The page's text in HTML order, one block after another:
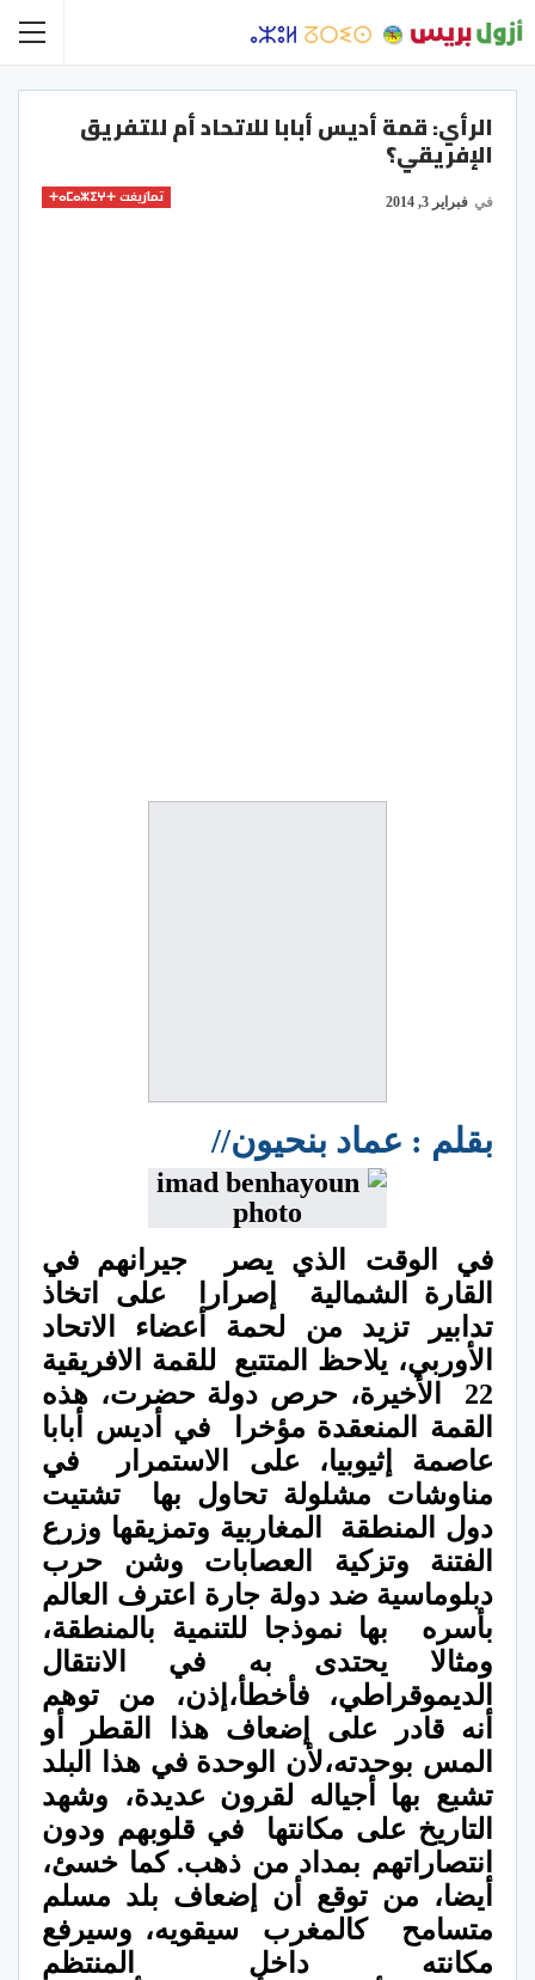
الرأي: قمة أديس أبابا للاتحاد أم للتفريق
الإفريقي؟
تمازيغت ⵜⴰⵎⴰⵣⵉⵖⵜ في فبراير 3, 2014
بقلم : عماد بنحيون//
في الوقت الذي يصر
جيرانهم في
القارة الشمالية
إصرارا
على اتخاذ
تدابير تزيد من لحمة أعضاء الاتحاد
الأوربي، يلاحظ المتتبع
للقمة الافريقية
22
الأخيرة، حرص دولة حضرت، هذه
القمة المنعقدة مؤخرا
في أديس أبابا
عاصمة إثيوبيا، على الاستمرار
في
مناوشات مشلولة تحاول بها
تشتيت
دول المنطقة
المغاربية وتمزيقها وزرع
الفتنة وتزكية العصابات وشن حرب
دبلوماسية ضد دولة جارة اعترف العالم
بأسره
بها نموذجا للتنمية بالمنطقة،
ومثالا يحتدى به في الانتقال
الديموقراطي، فأخطأ،إذن، من توهم
أنه قادر على إضعاف هذا القطر أو
المس بوحدته،لأن الوحدة في هذا البلد
تشبع بها أجياله لقرون عديدة، وشهد
التاريخ على مكانتها
في قلوبهم ودون
انتصاراتهم بمداد من ذهب. كما خسئ،
أيضا، من توقع أن إضعاف بلد مسلم
متسامح
كالمغرب
سيقويه، وسيرفع
مكانته داخل المنتظم